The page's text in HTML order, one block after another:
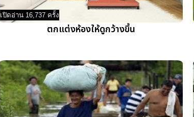
เปิดอ่าน 16,737 ครั้ง
ตกแต่งห้องให้ดูกว้างขึ้น